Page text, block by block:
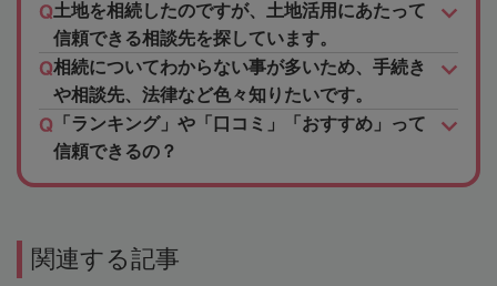
土地を相続したのですが、土地活用にあたって
信頼できる相談先を探しています。
相続についてわからない事が多いため、手続き
や相談先、法律など色々知りたいです。
「ランキング」や「口コミ」「おすすめ」って
信頼できるの？
関連する記事